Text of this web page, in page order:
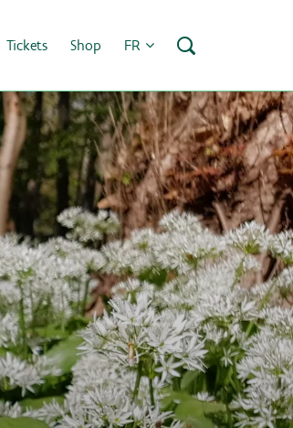
Tickets Shop FR